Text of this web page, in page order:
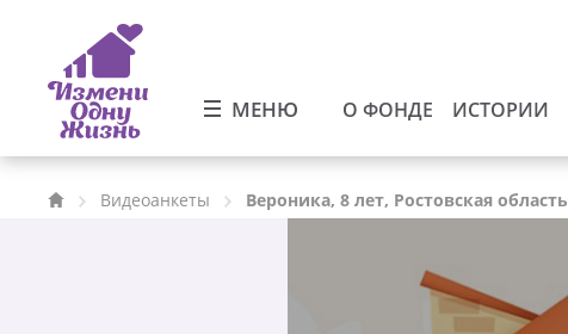
МЕНЮ О ФОНДЕ ИСТОРИИ
Видеоанкеты Вероника, 8 лет, Ростовская область